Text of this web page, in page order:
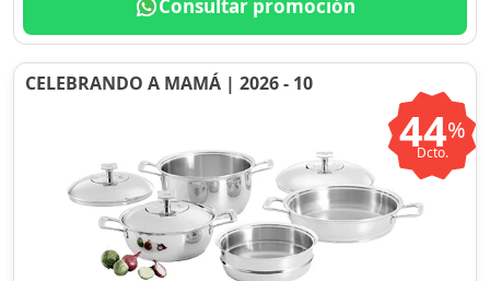
Consultar promoción
CELEBRANDO A MAMÁ | 2026 - 10
44%
Dcto.